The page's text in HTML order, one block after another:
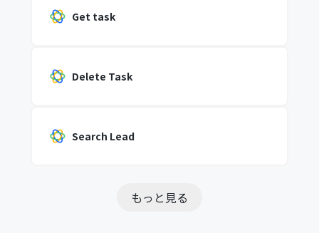
Get task
Delete Task
Search Lead
もっと見る